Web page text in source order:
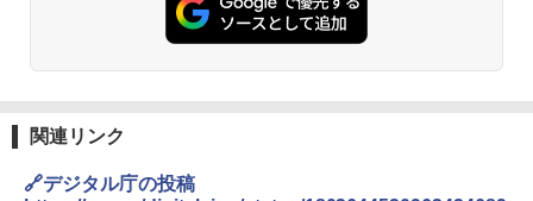
関連リンク
🔗デジタル庁の投稿